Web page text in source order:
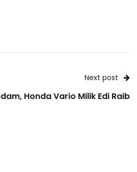
Next post
Honda Vario Milik Edi Raib